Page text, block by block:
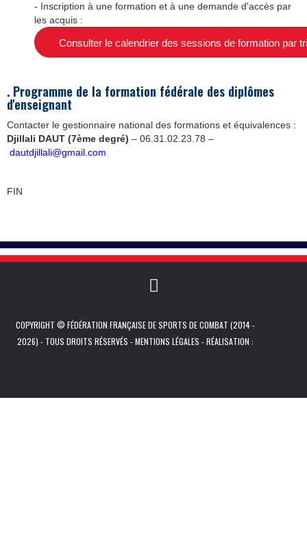
- Inscription à une formation et à une demande d'accès par
les acquis :
Consulter le calendrier des sessions de formation par
. Programme de la formation fédérale des diplômes
d'enseignant
Contacter le gestionnaire national des formations et équivalences :
Djillali DAUT (7ème degré) – 06.31.02.23.78 –
dautdjillali@gmail.com
FIN
COPYRIGHT © FÉDÉRATION FRANÇAISE DE SPORTS DE COMBAT (2014 -
2026) - TOUS DROITS RÉSERVÉS -MENTIONS LÉGALES - RÉALISATION :